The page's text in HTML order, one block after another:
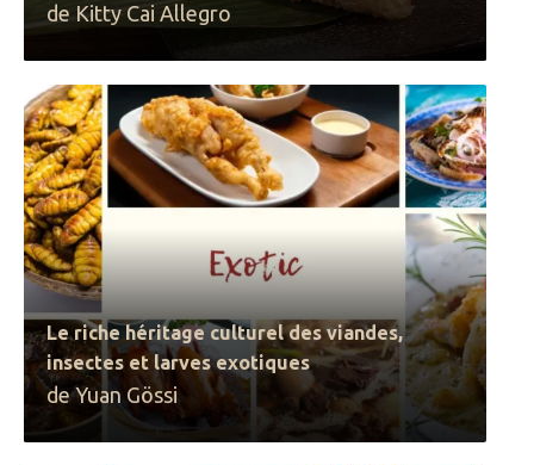
de Kitty Cai Allegro
Le riche héritage culturel des viandes,
insectes et larves exotiques
de Yuan Gössi